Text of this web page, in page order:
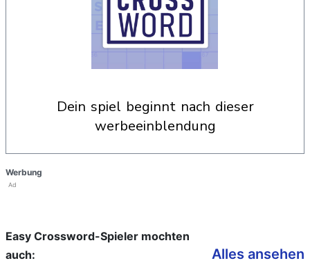
dein spiel beginnt nach dieser
werbeeinblendung
Werbung
Ad
Easy Crossword-Spieler mochten
auch:
Alles ansehen